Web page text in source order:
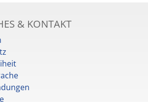
& KONTAKT